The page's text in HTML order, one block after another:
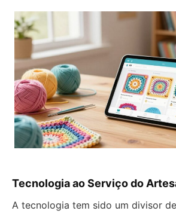
Tecnologia ao Serviço do
A tecnologia tem sido um divisor